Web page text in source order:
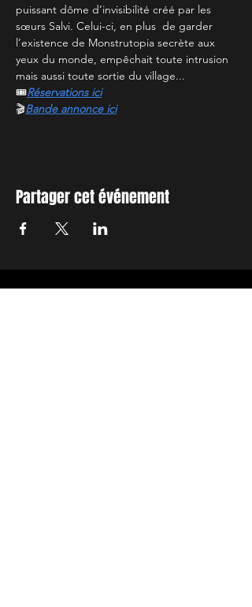
puissant dôme d’invisibilité créé par les
sœurs Salvi. Celui-ci, en plus  de garder
l’existence de Monstrutopia secrète aux
yeux du monde, empêchait toute intrusion
mais aussi toute sortie du village...
🎟️Réservations ici
🎬Bande annonce ici
Partager cet événement